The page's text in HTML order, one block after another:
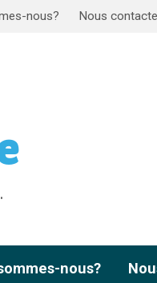
nous? Nous
nous?